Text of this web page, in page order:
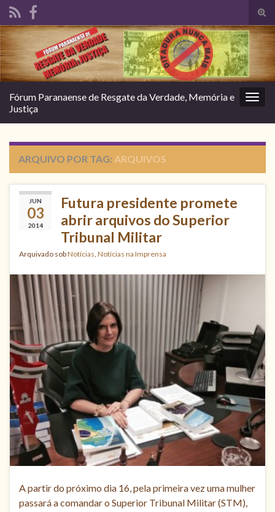
de
Search for:
Fórum Paranaense de Resgate da Verdade, Memória e
Justiça
ARQUIVO POR TAG: ARQUIVOS
JUN
03
2014
Futura presidente promete
abrir arquivos do Superior
Tribunal Militar
Arquivado sobNotícias Notícias na Imprensa
A partir do próximo dia 16, pela primeira vez uma mulher
passará a comandar o Superior Tribunal Militar (STM),